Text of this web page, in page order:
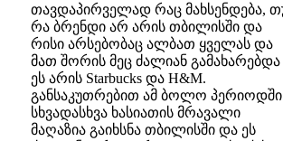
თავდაპირველად რაც მახსენდება,
რა ბრენდი არ არის თბილისში და
რისი არსებობაც ალბათ ყველას და
მათ შორის მეც ძალიან გამახარებდა
ეს არის Starbuсks და H&M.
განსაკუთრებით ამ ბოლო პერიოდში
სხვადასხვა ხასიათის მრავალი
მაღაზია გაიხსნა თბილისში და ეს